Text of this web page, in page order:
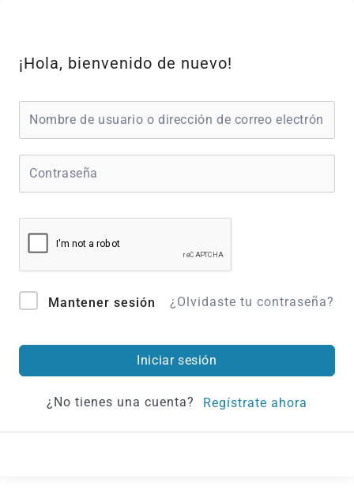
contenido
¡Hola, bienvenido de nuevo!
Mantener sesión ¿Olvidaste tu contraseña?
Iniciar sesión
¿No tienes una cuenta? Regístrate ahora